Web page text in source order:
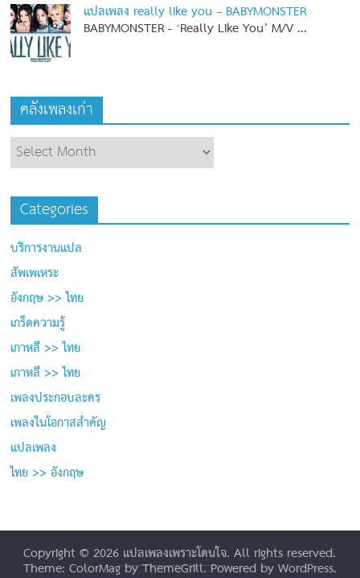
แปลเพลง really like you – BABYMONSTER
BABYMONSTER - ‘Really Like You’ M/V ...
คลังเพลงเก่า
Categories
บริการงานแปล
สัพเพเหระ
อังกฤษ >> ไทย
เกร็ดความรู้
เกาหลี >> ไทย
เกาหลี >> ไทย
เพลงประกอบละคร
เพลงในโอกาสสำคัญ
แปลเพลง
ไทย >> อังกฤษ
Copyright © 2026 แปลเพลงเพราะโดนใจ. All rights reserved.
Theme: ColorMag byThemeGrill. Powered byWordPress.